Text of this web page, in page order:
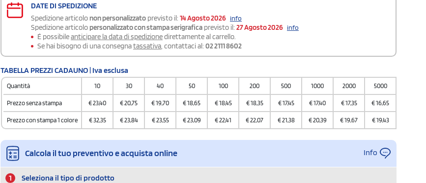
DATE DI SPEDIZIONE
Spedizione articolo non personalizzato previsto il: 14 Agosto 2026 info
Spedizione articolo personalizzato con stampa serigrafica previsto il: 27 Agosto 2026 info
É possibileanticipare la data di spedizionedirettamente al carrello.
Se hai bisogno di una consegnatassativa , contattaci al: 02 2111 8602
TABELLA PREZZI CADAUNO | Iva esclusa
Quantità 10 30 40 50 100 200 500 1000 2000 5000
Prezzo senza stampa €23,40 €20,75 €19,70 €18,65 €18,45 €18,35 €17,45 €17,40 €17,35 €16,65
Prezzo con stampa 1 colore €32,35 €23,84 €23,55 €23,09 €22,41 €22,07 €21,38 €20,39 €19,67 €19,43
Calcola il tuo preventivo e acquista online Info
1 Seleziona il tipo di prodotto